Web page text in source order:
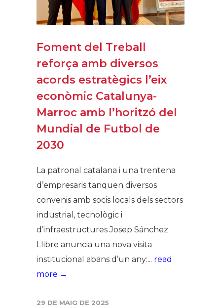
Foment del Treball
reforça amb diversos
acords estratègics l’eix
econòmic Catalunya-
Marroc amb l’horitzó del
Mundial de Futbol de
2030
La patronal catalana i una trentena
d’empresaris tanquen diversos
convenis amb socis locals dels sectors
industrial, tecnològic i
d’infraestructures Josep Sánchez
Llibre anuncia una nova visita
institucional abans d’un any:... read
more →
29 DE MAIG DE 2025